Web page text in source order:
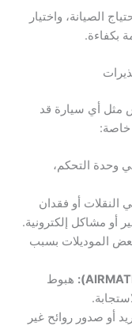
الصيانة، واختيار
بكفاءة.
مثل أي سيارة قد
خاصة:
وحدة التحكم،
النقلات أو فقدان
أو مشاكل إلكترونية.
الموديلات بسبب
هبوط
أو صدور روائح غير